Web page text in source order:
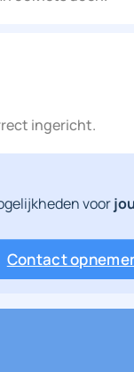
ingericht.
voor
Contact